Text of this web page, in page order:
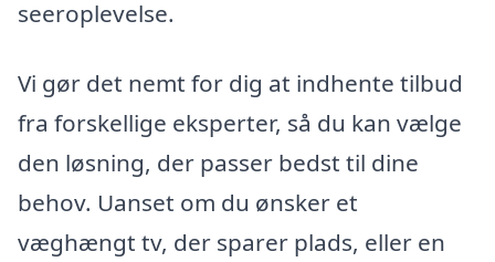
seeroplevelse.
Vi gør det nemt for dig at indhente tilbud
fra forskellige eksperter, så du kan vælge
den løsning, der passer bedst til dine
behov. Uanset om du ønsker et
væghængt tv, der sparer plads, eller en